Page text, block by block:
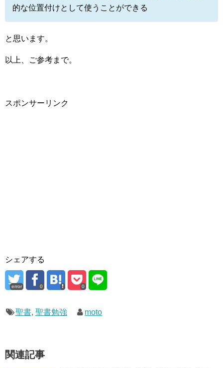
的な位置付けとして使うことができる
と思います。
以上、ご参考まで。
スポンサーリンク
シェアする
error 0 0
聖書, 聖書勉強 moto
関連記事